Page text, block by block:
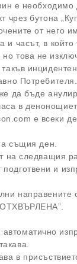
е
чрез бутона
от него
часът, в който
това не
да бъде
в
е всеки
на същия ден.
на следващия
и
направените
„ОТХВЪРЛЕНА”.
такава.
в